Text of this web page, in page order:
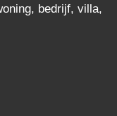
bedrijf, villa,